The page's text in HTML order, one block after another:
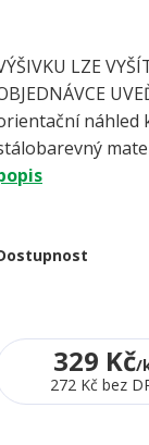
LZE
náhled
329 Kč/
272 Kč bez